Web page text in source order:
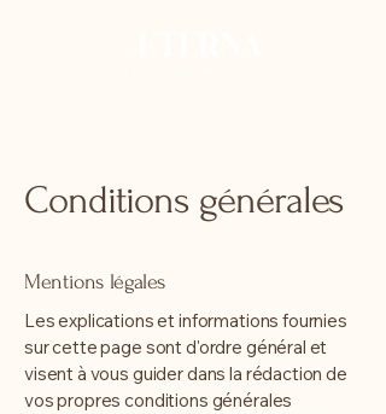
Conditions générales
Mentions légales
Les explications et informations fournies
sur cette page sont d'ordre général et
visent à vous guider dans la rédaction de
vos propres conditions générales